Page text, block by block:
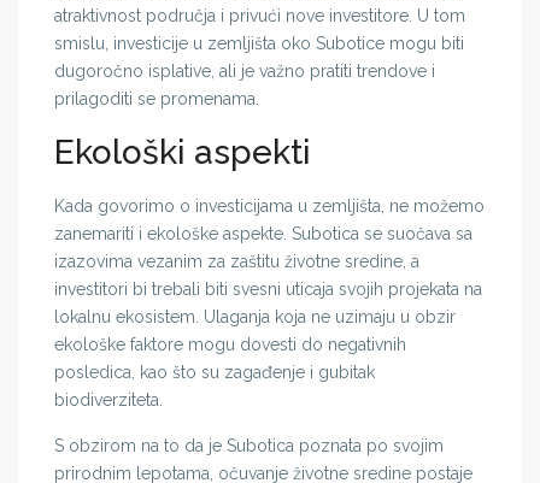
atraktivnost područja i privući nove investitore. U tom
smislu, investicije u zemljišta oko Subotice mogu biti
dugoročno isplative, ali je važno pratiti trendove i
prilagoditi se promenama.
Ekološki aspekti
Kada govorimo o investicijama u zemljišta, ne možemo
zanemariti i ekološke aspekte. Subotica se suočava sa
izazovima vezanim za zaštitu životne sredine, a
investitori bi trebali biti svesni uticaja svojih projekata na
lokalnu ekosistem. Ulaganja koja ne uzimaju u obzir
ekološke faktore mogu dovesti do negativnih
posledica, kao što su zagađenje i gubitak
biodiverziteta.
S obzirom na to da je Subotica poznata po svojim
prirodnim lepotama, očuvanje životne sredine postaje